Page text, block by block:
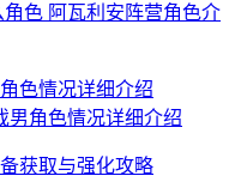
色 阿瓦利安阵营角色介
男角色情况详细介绍